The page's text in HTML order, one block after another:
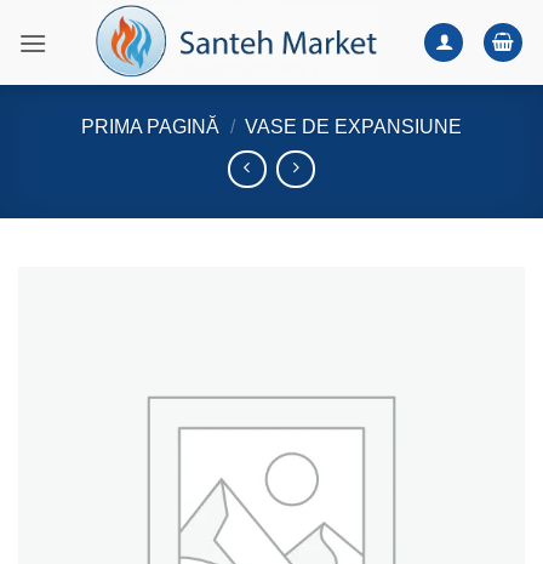
PRIMA PAGINĂ / VASE DE EXPANSIUNE